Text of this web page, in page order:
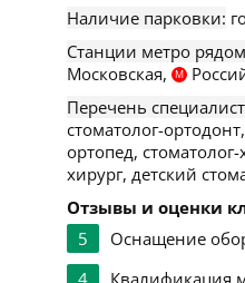
Наличие парковки:
Станции метро
Московская, М
Перечень
стоматолог-
ортопед,
хирург, детский
Отзывы и оценки
5
Оснащение
4
Квалификация